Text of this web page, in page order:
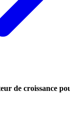
de croissance